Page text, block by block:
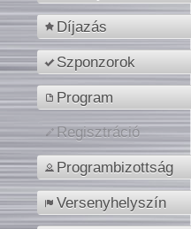
Díjazás
Szponzorok
Program
Regisztráció
Programbizottság
Versenyhelyszín